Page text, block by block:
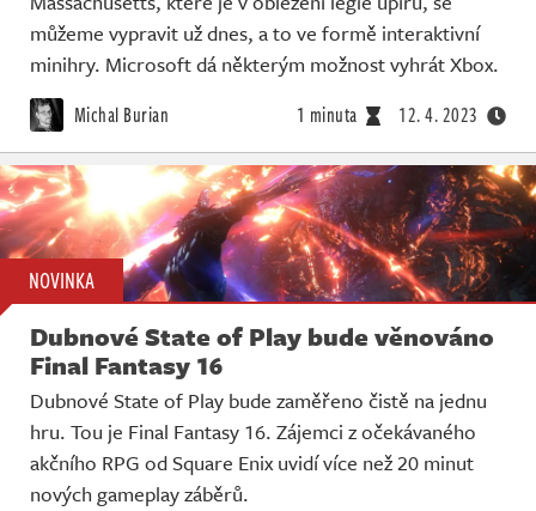
můžeme vypravit už dnes, a to ve formě interaktivní
minihry. Microsoft dá některým možnost vyhrát Xbox.
Michal Burian 1 minuta 12. 4. 2023
NOVINKA
Dubnové State of Play bude věnováno
Final Fantasy 16
Dubnové State of Play bude zaměřeno čistě na jednu
hru. Tou je Final Fantasy 16. Zájemci z očekávaného
akčního RPG od Square Enix uvidí více než 20 minut
nových gameplay záběrů.